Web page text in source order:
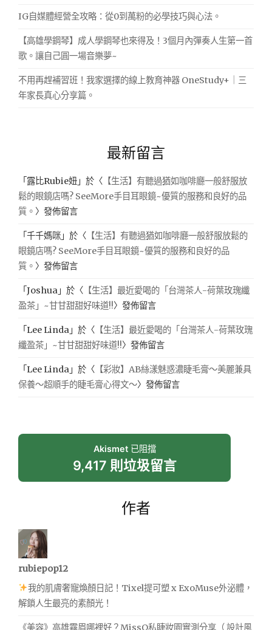
IG自媒體經營全攻略：從0到萬粉的必學技巧與心法。
【高雄學鋼琴】成人學鋼琴也來得及！3個月內彈奏人生第一首
歌。讓自己圓一場音樂夢~
不用再趕補習班！我家選擇的線上教育神器 OneStudy+｜三
年家長真心分享篇。
最新留言
「 露比Rubie妞 」於〈 【生活】有聽過猶如咖啡廳一般舒服放
鬆的眼鏡店嗎? SeeMore手目耳眼鏡~優質的服務和良好的品
質。 〉發佈留言
「千千媽咪 」於〈 【生活】有聽過猶如咖啡廳一般舒服放鬆的
眼鏡店嗎? SeeMore手目耳眼鏡~優質的服務和良好的品
質。 〉發佈留言
「Joshua 」於〈 【生活】最近愛喝的「台灣茶人-荷葉玫瑰纖
盈茶」~甘甘甜甜好味道!!〉發佈留言
「Lee Linda 」於〈 【生活】最近愛喝的「台灣茶人-荷葉玫瑰
纖盈茶」~甘甘甜甜好味道!!〉發佈留言
「Lee Linda 」於〈 【彩妝】AB絲漾魅惑濃睫毛膏～美麗兼具
保養～超順手的睫毛膏心得文～〉發佈留言
Akismet已阻擋
9,417 則垃圾留言
作者
rubiepop12
我的肌膚奢寵煥顏日記！Tixel提可塑 x ExoMuse外泌體，
解鎖人生最亮的素顏光！
《美容》高雄霧眉哪裡好？MissQ私睫妝園實測分享（ 設計風